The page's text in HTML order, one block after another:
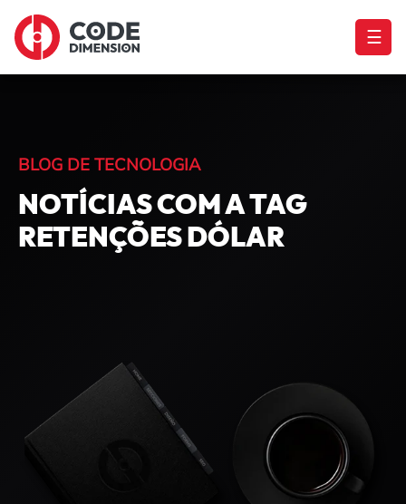
☰
BLOG DE TECNOLOGIA
NOTÍCIAS COM A TAG
RETENÇÕES DÓLAR